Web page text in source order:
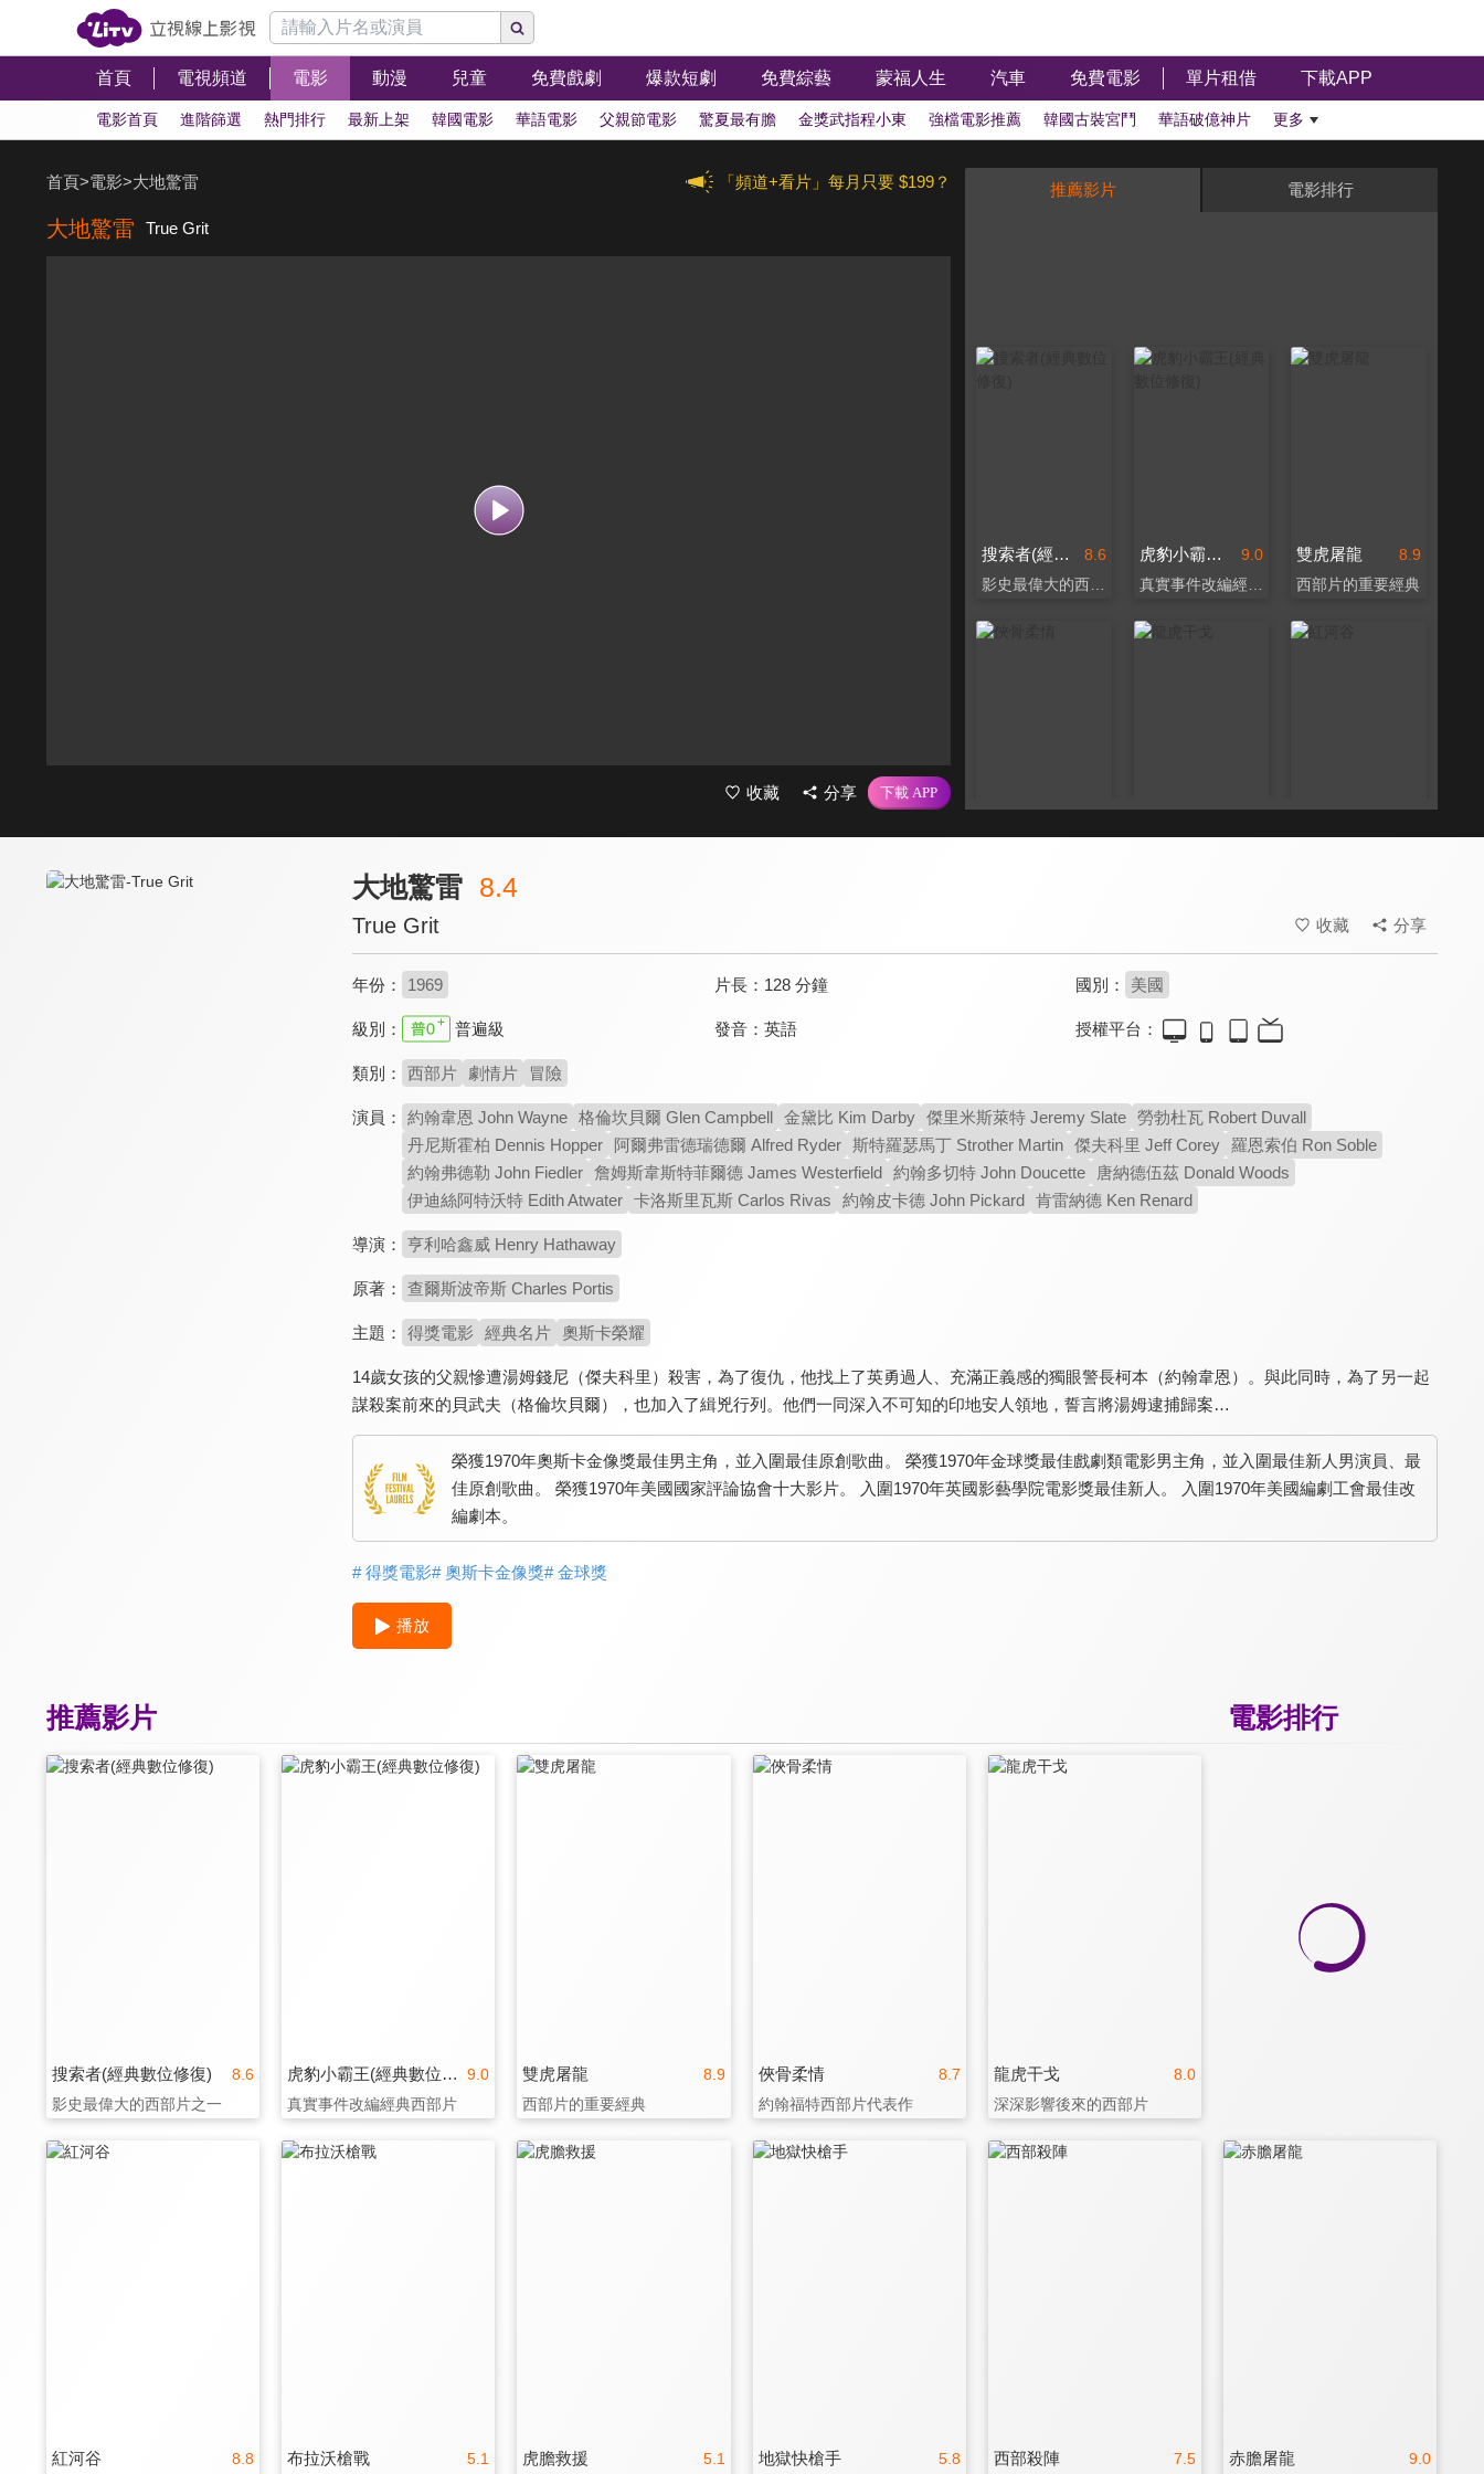
首頁 電視頻道 電影 動漫 兒童 免費戲劇 爆款短劇 免費綜藝 蒙福人生 汽車 免費電影 單片租借 下載APP
電影首頁 進階篩選 熱門排行 最新上架 韓國電影 華語電影 父親節電影 驚夏最有膽 金獎武指程小東 強檔電影推薦 韓國古裝宮鬥 華語破億神片 更多
「頻道+看片」每月只要 $199？
首頁>電影>大地驚雷
大地驚雷 True Grit
收藏 分享
推薦影片 電影排行
8.6
搜索者(經典數位修復)
影史最偉大的西部片之一
9.0
虎豹小霸王(經典數位修復)
真實事件改編經典西部片
8.9
雙虎屠龍
西部片的重要經典
5.1
布拉沃槍戰
血與火的試煉即將來臨
5.1
虎膽救援
與時間賽跑的救援行動
地獄快槍手
7.5
西部殺陣
《阿凡達》男主角主演
9.0
赤膽屠龍 8.7
原野奇俠
大地驚雷 8.4
True Grit 收藏 分享
年份： 1969 片長： 128 分鐘 國別： 美國
級別： 普遍級 發音： 英語 授權平台：
類別： 西部片 劇情片 冒險
演員： 約翰韋恩 John Wayne 格倫坎貝爾 Glen Campbell 金黛比 Kim Darby 傑里米斯萊特 Jeremy Slate 勞勃杜瓦 Robert Duvall
丹尼斯霍柏 Dennis Hopper
阿爾弗雷德瑞德爾 Alfred Ryder 斯特羅瑟馬丁 Strother Martin 傑夫科里 Jeff Corey 羅恩索伯 Ron Soble
約翰弗德勒 John Fiedler 詹姆斯韋斯特菲爾德 James Westerfield 約翰多切特 John Doucette
唐納德伍茲 Donald Woods
伊迪絲阿特沃特 Edith Atwater 卡洛斯里瓦斯 Carlos Rivas 約翰皮卡德 John Pickard 肯雷納德 Ken Renard
導演： 亨利哈鑫威 Henry Hathaway
原著： 查爾斯波帝斯 Charles Portis
主題： 得獎電影 經典名片 奧斯卡榮耀
14歲女孩的父親慘遭湯姆錢尼（傑夫科里）殺害，為了復仇，他找上了英勇過人、充滿正義感的獨眼警長柯本（約翰韋恩）。與此同時，為了另一起
謀殺案前來的貝武夫（格倫坎貝爾），也加入了緝兇行列。他們一同深入不可知的印地安人領地，誓言將湯姆逮捕歸案…
榮獲1970年奧斯卡金像獎最佳男主角，並入圍最佳原創歌曲。 榮獲1970年金球獎最佳戲劇類電影男主角，並入圍最佳新人男演員、最
佳原創歌曲。 榮獲1970年美國國家評論協會十大影片。 入圍1970年英國影藝學院電影獎最佳新人。 入圍1970年美國編劇工會最佳改
編劇本。
# 得獎電影# 奧斯卡金像獎# 金球獎
播放
電影排行
推薦影片
8.6
搜索者(經典數位修復)
影史最偉大的西部片之一
9.0
虎豹小霸王(經典數位修復)
真實事件改編經典西部片
8.9
雙虎屠龍
西部片的重要經典
8.7
俠骨柔情
約翰福特西部片代表作
8.0
龍虎干戈
深深影響後來的西部片
8.8
紅河谷 5.1
布拉沃槍戰 5.1
虎膽救援 5.8
地獄快槍手 7.5
西部殺陣 9.0
赤膽屠龍